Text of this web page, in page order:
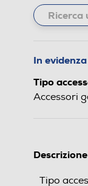
In evidenza
Tipo
Accessori
Descrizione
Tipo